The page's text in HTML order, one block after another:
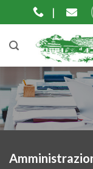
ai
contenuti
|